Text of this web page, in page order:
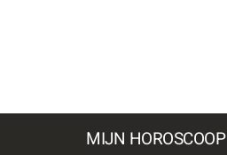
MIJN HOROSCOOP